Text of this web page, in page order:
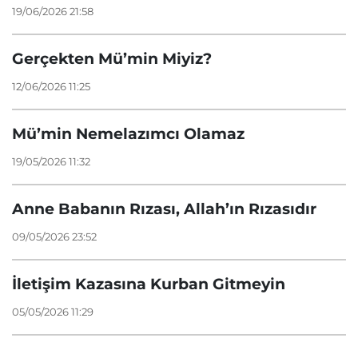
19/06/2026 21:58
Gerçekten Mü’min Miyiz?
12/06/2026 11:25
Mü’min Nemelazımcı Olamaz
19/05/2026 11:32
Anne Babanın Rızası, Allah’ın Rızasıdır
09/05/2026 23:52
İletişim Kazasına Kurban Gitmeyin
05/05/2026 11:29